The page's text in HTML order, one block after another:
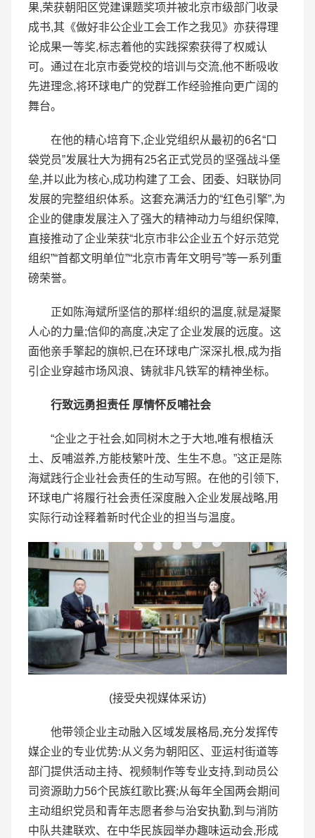
果,荣获朝阳区党建课题奖项并被北京市级部门收录
成书,其《做好非公企业工会工作之我见》亦获得理
论成果一等奖,标志着他的实践探索获得了权威认
可。通过在北京市委党校的培训与交流,他不断吸收
先进理念,将环球电广的党群工作经验推向更广阔的
舞台。
在他的精心培育下,企业党组织从最初的6名“口
袋党员”发展壮大为拥有25名正式党员的坚强战斗堡
垒,并以此为核心,成功构建了工会、团委、妇联协同
发展的完整组织体系。这套充满活力的“红色引擎”,为
企业的健康发展注入了强大的精神动力与组织保障,
直接推动了企业荣获“北京市非公企业五个好示范党
组织”“首都文明单位”“北京市青年文明号”等一系列重
磅荣誉。
正如陈海斌所坚信的那样:组织的温度,就是凝聚
人心的力量;信仰的高度,决定了企业发展的远度。这
面他亲手擎起的旗帜,已在环球电广深深扎根,成为指
引企业穿越市场风浪、铸就非凡铁军的精神坐标。
行致远勇担责任 厚情怀反哺社会
“企业之于社会,如同树木之于大地,唯有根植沃
土、反哺滋养,方能枝繁叶茂、生生不息。”这正是陈
海斌践行企业社会责任的生动写照。在他的引领下,
环球电广将履行社会责任深度融入企业发展战略,用
实际行动诠释着新时代企业的担当与温度。
(接受央视媒体采访)
他带领企业主动融入区域发展格局,充分发挥传
媒企业的专业优势:从义务为朝阳区、亚运村街道等
部门提供活动主持、视频制作等专业支持,到动员公
司资源助力56个民族红歌比赛;从每年全国两会期间
主动组织党员和青年志愿者参与治安执勤,到与消防
中队共建联欢、在中华民族园举办趣味运动会,形成